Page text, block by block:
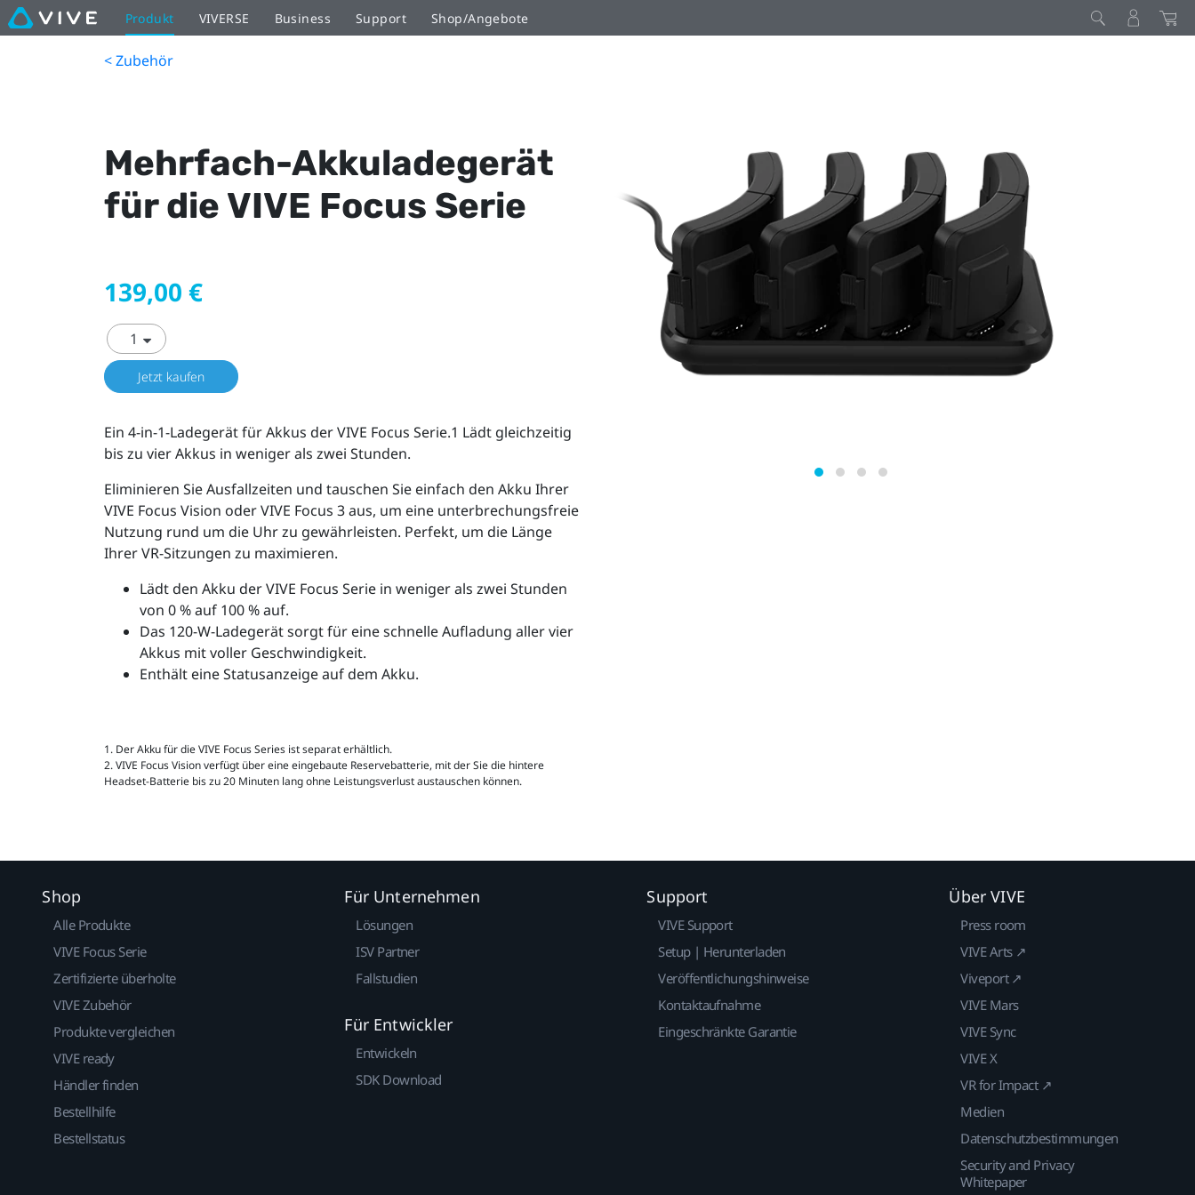
Produkt VIVERSE Business Support Shop/Angebote
< Zubehör
Mehrfach-Akkuladegerät
für die VIVE Focus Serie
139,00 €
Jetzt kaufen
Ein 4-in-1-Ladegerät für Akkus der VIVE Focus Serie.1 Lädt gleichzeitig
bis zu vier Akkus in weniger als zwei Stunden.
Eliminieren Sie Ausfallzeiten und tauschen Sie einfach den Akku Ihrer
VIVE Focus Vision oder VIVE Focus 3 aus, um eine unterbrechungsfreie
Nutzung rund um die Uhr zu gewährleisten. Perfekt, um die Länge
Ihrer VR-Sitzungen zu maximieren.
Lädt den Akku der VIVE Focus Serie in weniger als zwei Stunden
von 0 % auf 100 % auf.
Das 120-W-Ladegerät sorgt für eine schnelle Aufladung aller vier
Akkus mit voller Geschwindigkeit.
Enthält eine Statusanzeige auf dem Akku.
1. Der Akku für die VIVE Focus Series ist separat erhältlich.
2. VIVE Focus Vision verfügt über eine eingebaute Reservebatterie, mit der Sie die hintere
Headset-Batterie bis zu 20 Minuten lang ohne Leistungsverlust austauschen können.
Shop
Alle Produkte
VIVE Focus Serie
Zertifizierte überholte
VIVE Zubehör
Produkte vergleichen
VIVE ready
Händler finden
Bestellhilfe
Bestellstatus
Für Unternehmen
Lösungen
ISV Partner
Fallstudien
Für Entwickler
Entwickeln
SDK Download
Support
VIVE Support
Setup | Herunterladen
Veröffentlichungshinweise
Kontaktaufnahme
Eingeschränkte Garantie
Über VIVE
Press room
VIVE Arts ↗
Viveport ↗
VIVE Mars
VIVE Sync
VIVE X
VR for Impact ↗
Medien
Datenschutzbestimmungen
Security and Privacy
Whitepaper